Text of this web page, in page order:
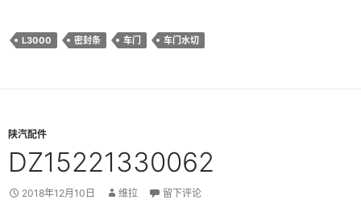
L3000 密封条 车门 车门水切
陕汽配件
DZ15221330062
2018年12月10日 维拉 留下评论